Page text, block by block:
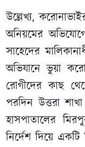
উল্লেখ্য,
অনিয়মের
সাহেদের
অভিযানে ভুয়া
রোগীদের কাছ
পরদিন উত্তরা
হাসপাতালের
নির্দেশ দিয়ে একটি